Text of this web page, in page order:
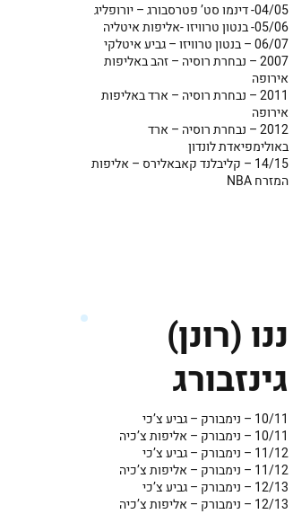
04/05- דינמו סט’ פטרסבורג – יורופליג
05/06- בנטון טרוויזו -אליפות איטליה
06/07 – בנטון טרוויזו – גביע איטלקי
2007 – נבחרת רוסיה – זהב באליפות
אירופה
2011 – נבחרת רוסיה – ארד באליפות
אירופה
2012 – נבחרת רוסיה – ארד
באולימפיאדת לונדון
14/15 – קליבלנד קאבאלירס – אליפות
המזרח NBA
ננו (רונן)
גינזבורג
10/11 – נימבורק – גביע צ’כי
10/11 – נימבורק – אליפות צ’כיה
11/12 – נימבורק – גביע צ’כי
11/12 – נימבורק – אליפות צ’כיה
12/13 – נימבורק – גביע צ’כי
12/13 – נימבורק – אליפות צ’כיה